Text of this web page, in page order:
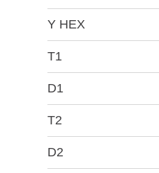
Y HEX
T1
D1
T2
D2